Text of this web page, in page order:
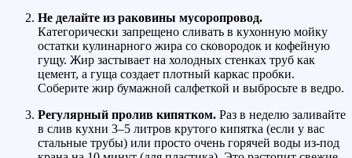
Не делайте из раковины мусоропровод.
Категорически запрещено сливать в кухонную мойку
остатки кулинарного жира со сковородок и кофейную
гущу. Жир застывает на холодных стенках труб как
цемент, а гуща создает плотный каркас пробки.
Соберите жир бумажной салфеткой и выбросьте в ведро.
Регулярный пролив кипятком. Раз в неделю заливайте
в слив кухни 3–5 литров крутого кипятка (если у вас
стальные трубы) или просто очень горячей воды из-под